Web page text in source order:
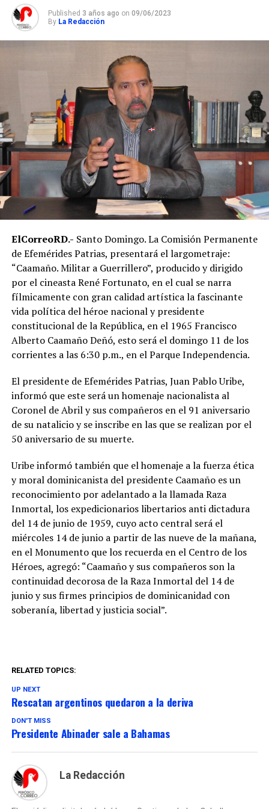
Published 3 años ago on 09/06/2023
By La Redacción
ElCorreoRD.- Santo Domingo. La Comisión Permanente
de Efemérides Patrias, presentará el largometraje:
“Caamaño. Militar a Guerrillero”, producido y dirigido
por el cineasta René Fortunato, en el cual se narra
fílmicamente con gran calidad artística la fascinante
vida política del héroe nacional y presidente
constitucional de la República, en el 1965 Francisco
Alberto Caamaño Deñó, esto será el domingo 11 de los
corrientes a las 6:30 p.m., en el Parque Independencia.
El presidente de Efemérides Patrias, Juan Pablo Uribe,
informó que este será un homenaje nacionalista al
Coronel de Abril y sus compañeros en el 91 aniversario
de su natalicio y se inscribe en las que se realizan por el
50 aniversario de su muerte.
Uribe informó también que el homenaje a la fuerza ética
y moral dominicanista del presidente Caamaño es un
reconocimiento por adelantado a la llamada Raza
Inmortal, los expedicionarios libertarios anti dictadura
del 14 de junio de 1959, cuyo acto central será el
miércoles 14 de junio a partir de las nueve de la mañana,
en el Monumento que los recuerda en el Centro de los
Héroes, agregó: “Caamaño y sus compañeros son la
continuidad decorosa de la Raza Inmortal del 14 de
junio y sus firmes principios de dominicanidad con
soberanía, libertad y justicia social”.
RELATED TOPICS:
UP NEXT
Rescatan argentinos quedaron a la deriva
DON'T MISS
Presidente Abinader sale a Bahamas
La Redacción